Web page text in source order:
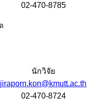
02-470-8785
นักวิจัย
jiraporn.kon@kmutt.ac.th
02-470-8724